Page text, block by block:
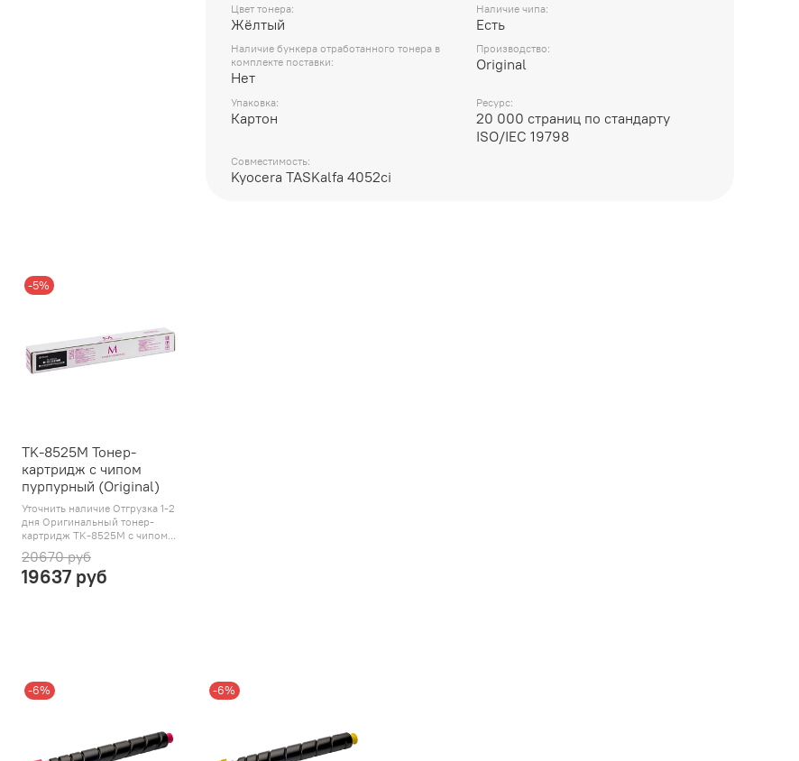
Цвет тонера:
Жёлтый
Наличие чипа:
Есть
Наличие бункера отработанного тонера в
комплекте поставки:
Нет
Производство:
Original
Упаковка:
Картон
Ресурс:
20 000 страниц по стандарту
ISO/IEC 19798
Совместимость:
Kyocera TASKalfa 4052ci
-5%
TK-8525M Тонер-
картридж с чипом
пурпурный (Original)
Уточнить наличие Отгрузка 1-2
дня Оригинальный тонер-
картридж TK-8525M с чипом...
20670 руб
19637 руб
-6% -6%